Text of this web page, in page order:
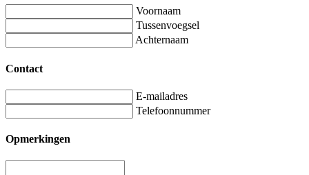
Voornaam
Tussenvoegsel
Achternaam
Contact
E-mailadres
Telefoonnummer
Opmerkingen